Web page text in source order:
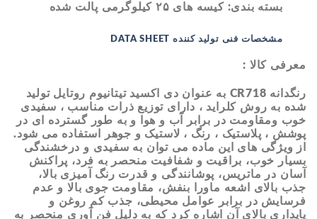
بسته بندی: کیسه های ۲۵ کیلوگرمی پالت شده
مشخصات فنی تولید کننده DATA SHEET
معرفی کالا :
رنگدانه CR718 به عنوان
دی اکسید تیتانیوم روتایل تولید
شده به روش کلراید ، دارای توزیع ذرات مناسب ، سفیدی
خوب ومقاومت در برابر آب و هوا و به طور گسترده ای در
پوشش ، پلاستیک ، رنگ ، لاستیک و جوهر استفاده می شود.
از ویژگی های این ماده می توان به سفیدی و درخشندگی
بسیار خوب، براقیت و شفافیت منحصر به فرد، پراکنش
آسان در ماتریس، پوشانندگی و قدرت رنگ آمیزی بالا،
جذب بالای اشعه ماورا بنفش، مقاومت جوی بالا و عدم
فرسایش در برابر عوامل محیطی، جذب کم روغن و
پایداری بالای آن اشاره کرد که به دلیل فن آوری منحصر به